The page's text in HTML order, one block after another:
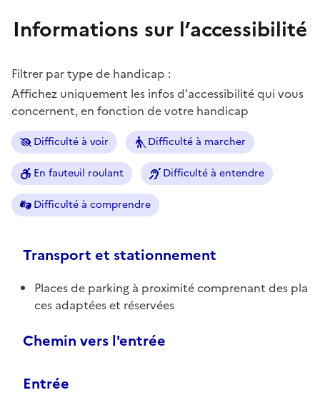
Informations sur l’accessibilité
Filtrer par type de handicap :
Affichez uniquement les infos d'accessibilité qui vous
concernent, en fonction de votre handicap
Difficulté à voir Difficulté à marcher
En fauteuil roulant Difficulté à entendre
Difficulté à comprendre
Transport et stationnement
Places de parking à proximité comprenant des pla
ces adaptées et réservées
Chemin vers l'entrée
Entrée